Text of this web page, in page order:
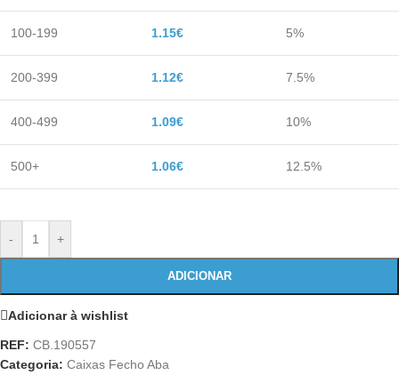
100-199 1.15€ 5%
200-399 1.12€ 7.5%
400-499 1.09€ 10%
500+ 1.06€ 12.5%
- +
ADICIONAR
Adicionar à wishlist
REF: CB.190557
Categoria: Caixas Fecho Aba